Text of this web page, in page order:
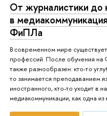
От журналистики до
в
ФиПЛа
В современном мире
профессий. После обучения
также разнообразен: кто-то
то занимается преподаванием
иностранного, кто-то уходит в
медиакоммуникации, как одна